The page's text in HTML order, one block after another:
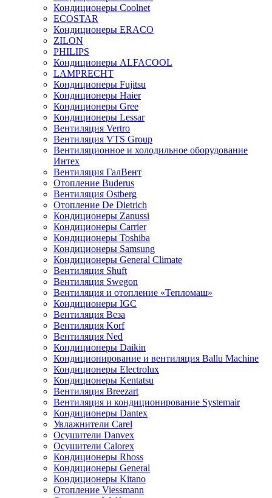
Кондиционеры Coolnet
ECOSTAR
Кондиционеры ERACO
ZILON
PHILIPS
Кондиционеры ALFACOOL
LAMPRECHT
Кондиционеры Fujitsu
Кондиционеры Haier
Кондиционеры Gree
Кондиционеры Lessar
Вентиляция Vertro
Вентиляция VTS Group
Вентиляционное и холодильное оборудование
Интех
Вентиляция ГалВент
Отопление Buderus
Вентиляция Ostberg
Отопление De Dietrich
Кондиционеры Zanussi
Кондиционеры Carrier
Кондиционеры Toshiba
Кондиционеры Samsung
Кондиционеры General Climate
Вентиляция Shuft
Вентиляция Swegon
Вентиляция и отопление «Тепломаш»
Кондиционеры IGC
Вентиляция Веза
Вентиляция Korf
Вентиляция Ned
Кондиционеры Daikin
Кондиционирование и вентиляция Ballu Machine
Кондиционеры Electrolux
Кондиционеры Kentatsu
Вентиляция Breezart
Вентиляция и кондиционирование Systemair
Кондиционеры Dantex
Увлажнители Carel
Осушители Danvex
Осушители Calorex
Кондиционеры Rhoss
Кондиционеры General
Кондиционеры Kitano
Отопление Viessmann